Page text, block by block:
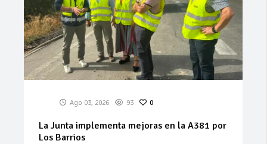
Ago 03, 2026 93 0
La Junta implementa mejoras en la A381 por
Los Barrios